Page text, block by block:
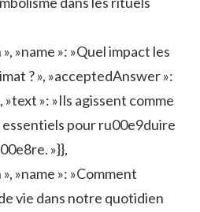
»name »: »Quel impact les
? », »acceptedAnswer »:
»text »: »Ils agissent comme
pour ru00e9duire
»}},
»name »: »Comment
vie dans notre quotidien